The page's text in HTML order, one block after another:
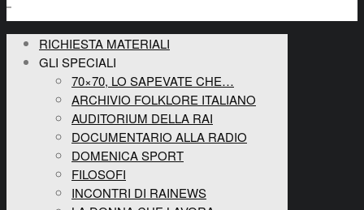
RICHIESTA MATERIALI
GLI SPECIALI
70×70, LO SAPEVATE CHE…
ARCHIVIO FOLKLORE ITALIANO
AUDITORIUM DELLA RAI
DOCUMENTARIO ALLA RADIO
DOMENICA SPORT
FILOSOFI
INCONTRI DI RAINEWS